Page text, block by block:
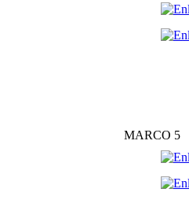
MARCO 5